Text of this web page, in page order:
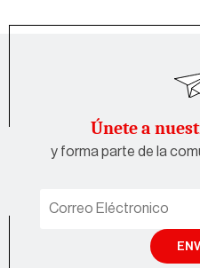
Únete a
y forma parte de la